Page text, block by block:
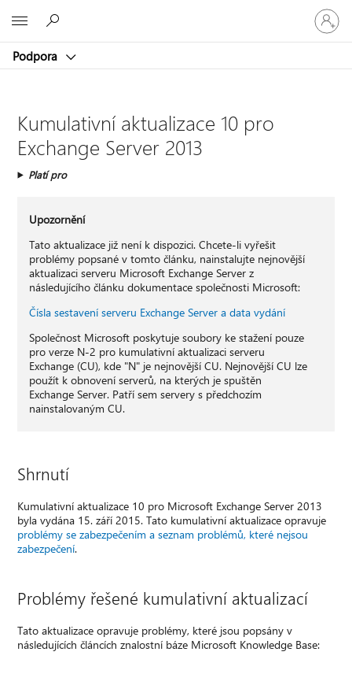
Podpora
Přihlaste
se
ke
účtu
Kumulativní aktualizace 10 pro
Exchange Server 2013
Platí pro
Upozornění
Tato aktualizace již není k dispozici. Chcete-li vyřešit
problémy popsané v tomto článku, nainstalujte nejnovější
aktualizaci serveru Microsoft Exchange Server z
následujícího článku dokumentace společnosti Microsoft:
Čísla sestavení serveru Exchange Server a data vydání
Společnost Microsoft poskytuje soubory ke stažení pouze
pro verze N-2 pro kumulativní aktualizaci serveru
Exchange (CU), kde "N" je nejnovější CU. Nejnovější CU lze
použít k obnovení serverů, na kterých je spuštěn
Exchange Server. Patří sem servery s předchozím
nainstalovaným CU.
Shrnutí
Kumulativní aktualizace 10 pro Microsoft Exchange Server 2013
byla vydána 15. září 2015. Tato kumulativní aktualizace opravuje
problémy se zabezpečením a seznam problémů, které nejsou
zabezpečení.
Problémy řešené kumulativní aktualizací
Tato aktualizace opravuje problémy, které jsou popsány v
následujících článcích znalostní báze Microsoft Knowledge Base: